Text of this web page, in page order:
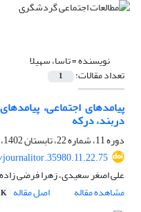
نویسنده =تاسا، سهیلا
تعداد مقالات: 1
پیامدهای اجتماعی،
دربند، درکه
دوره 11، شماره 22، تابستان 1402، صفحه
علی اصغر سعیدی، زهرا فرضی
مشاهده مقاله
اصل مقاله